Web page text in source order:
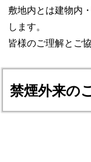
敷地内とは建物内
します。
皆様のご理解とご
禁煙外来の